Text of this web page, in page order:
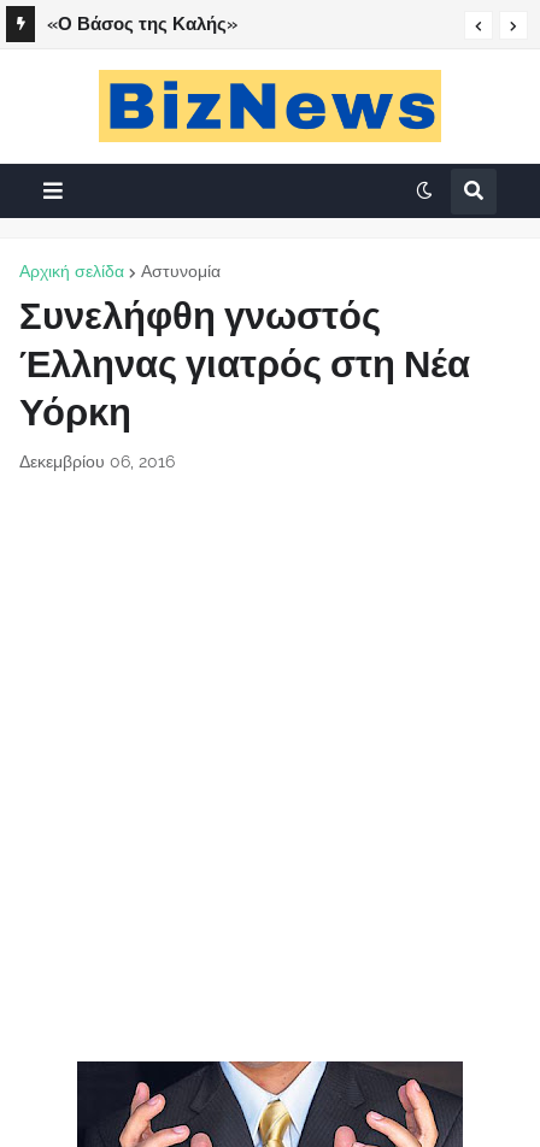
«Ο Βάσος της Καλής»
Αρχική σελίδα Αστυνομία
Συνελήφθη γνωστός
Έλληνας γιατρός στη Νέα
Υόρκη
Δεκεμβρίου 06, 2016